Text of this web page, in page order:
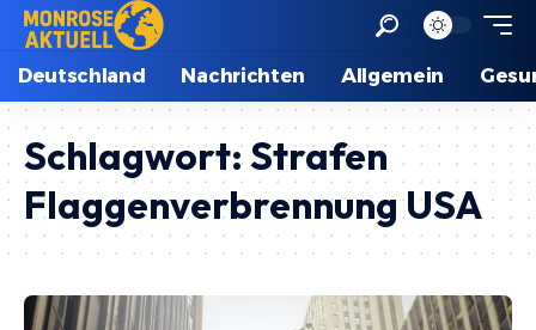
Deutschland Nachrichten Allgemein
Schlagwort:Strafen
Flaggenverbrennung USA